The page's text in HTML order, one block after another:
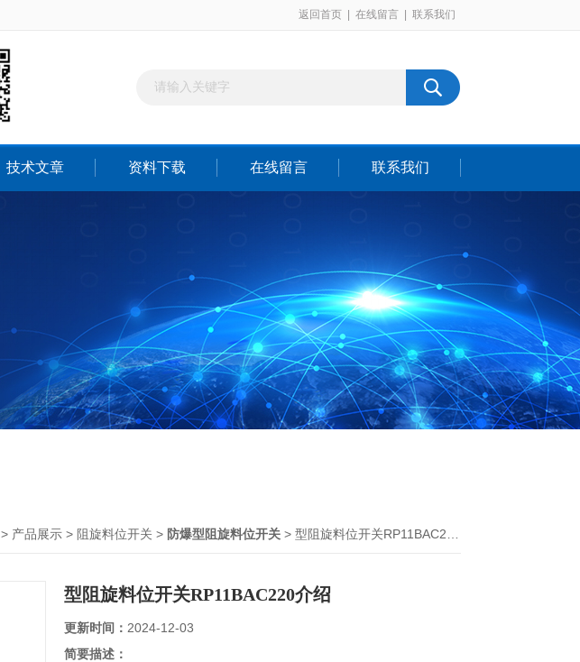
返回首页 在线留言 联系我们
技术文章 资料下载 在线留言 联系我们
> 产品展示 > 阻旋料位开关 > 防爆型阻旋料位开关 > 型阻旋料位开关RP11BAC220介绍
型阻旋料位开关RP11BAC220介绍
更新时间： 2024-12-03
简要描述：